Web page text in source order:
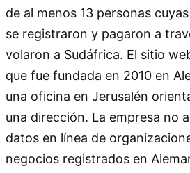
de al menos 13 personas
se registraron y pagaron a
volaron a Sudáfrica. El sitio
que fue fundada en 2010 en
una oficina en Jerusalén
una dirección. La empresa no
datos en línea de
negocios registrados en